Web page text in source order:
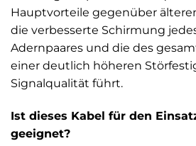
Hauptvorteile gegenüber
die verbesserte Schirmung
Adernpaares und die des
einer deutlich höheren
Signalqualität führt.
Ist dieses Kabel für den
geeignet?